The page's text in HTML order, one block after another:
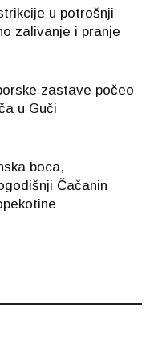
u potrošnji
zalivanje i pranje
zastave počeo
u Guči
boca,
Čačanin